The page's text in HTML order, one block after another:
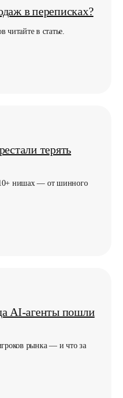
в переписках?
в статье.
терять
нишах — от шинного
AI-агенты пошли
рынка — и что за